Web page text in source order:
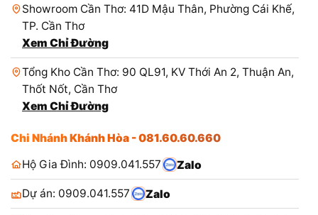
Showroom Cần Thơ: 41D Mậu Thân, Phường Cái Khế,
TP. Cần Thơ
Xem Chỉ Đường
Tổng Kho Cần Thơ: 90 QL91, KV Thới An 2, Thuận An,
Thốt Nốt, Cần Thơ
Xem Chỉ Đường
Chi Nhánh Khánh Hòa - 081.60.60.660
Hộ Gia Đình: 0909.041.557
Zalo
Dự án: 0909.041.557 Zalo